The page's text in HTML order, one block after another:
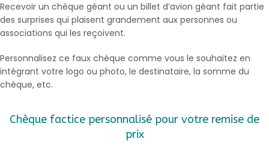
Recevoir un chèque géant ou un billet d’avion géant fait partie
des surprises qui plaisent grandement aux personnes ou
associations qui les reçoivent.
Personnalisez ce faux chèque comme vous le souhaitez en
intégrant votre logo ou photo, le destinataire, la somme du
chèque, etc.
Chèque factice personnalisé pour votre remise de
prix